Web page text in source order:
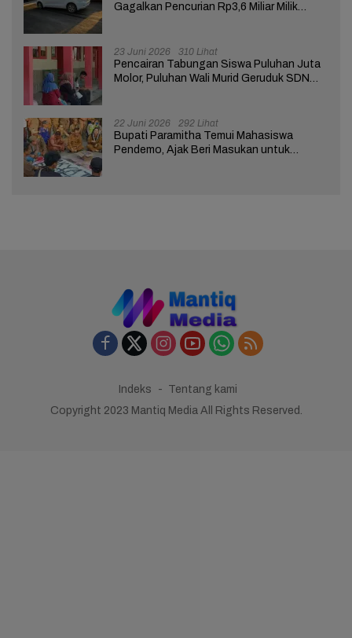
Gagalkan Pencurian Rp3,6 Miliar Milik
23 Juni 2026 310 Lihat
Pencairan Tabungan Siswa Puluhan Juta
Molor, Puluhan Wali Murid Geruduk SDN
22 Juni 2026 292 Lihat
Bupati Paramitha Temui Mahasiswa
Pendemo, Ajak Beri Masukan untuk
Indeks
Tentang kami
Copyright 2023 Mantiq Media All Rights Reserved.